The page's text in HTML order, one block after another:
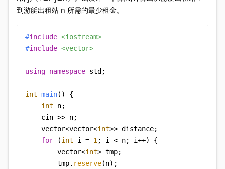
到游艇出租站 n 所需的最少租金。
#include <iostream>
#include <vector>
using namespace std;
int main()
{
int n;
    cin >> n;
    vector<vector<
int>> distance;
for (int i = 1 ; i < n; i++) {
        vector<
int> tmp;
        tmp.
reserve(n);